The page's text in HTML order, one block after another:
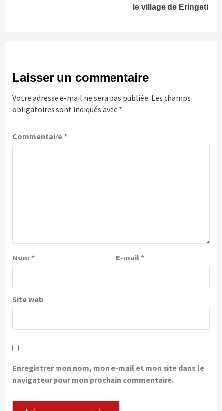
le village de Eringeti
Laisser un commentaire
Votre adresse e-mail ne sera pas publiée. Les champs
obligatoires sont indiqués avec *
Commentaire*
Nom * E-mail *
Site web
Enregistrer mon nom, mon e-mail et mon site dans le
navigateur pour mon prochain commentaire.